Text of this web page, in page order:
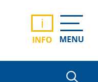
i
INFO MENU